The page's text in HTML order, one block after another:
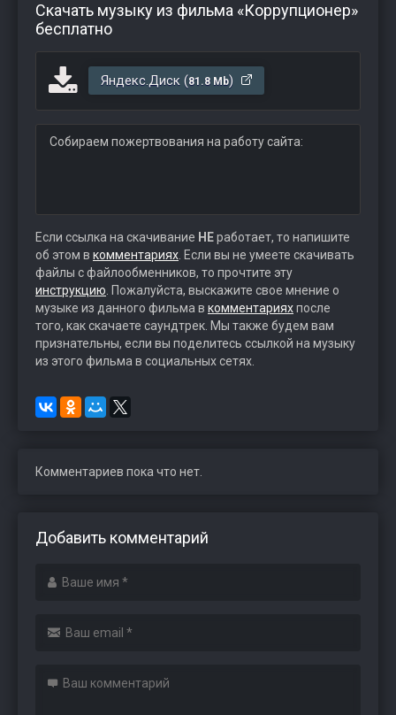
Скачать музыку из фильма «Коррупционер»
бесплатно
Яндекс.Диск (81.8 Mb)
Собираем пожертвования на работу сайта:
Если ссылка на скачивание НЕработает, то напишите
об этом в комментариях . Если вы не умеете скачивать
файлы с файлообменников, то прочтите эту
инструкцию . Пожалуйста, выскажите свое мнение о
музыке из данного фильма в комментарияхпосле
того, как скачаете саундтрек. Мы также будем вам
признательны, если вы поделитесь ссылкой на музыку
из этого фильма в социальных сетях.
Комментариев пока что нет.
Добавить комментарий